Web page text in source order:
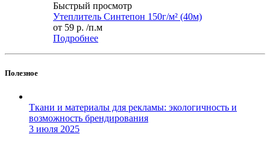
Быстрый просмотр
Утеплитель Синтепон 150г/м² (40м)
от 59 р. /п.м
Подробнее
Полезное
Ткани и материалы для рекламы: экологичность и
возможность брендирования
3 июля 2025